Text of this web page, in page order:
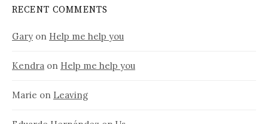
RECENT COMMENTS
Gary on Help me help you
Kendra on Help me help you
Marie on Leaving